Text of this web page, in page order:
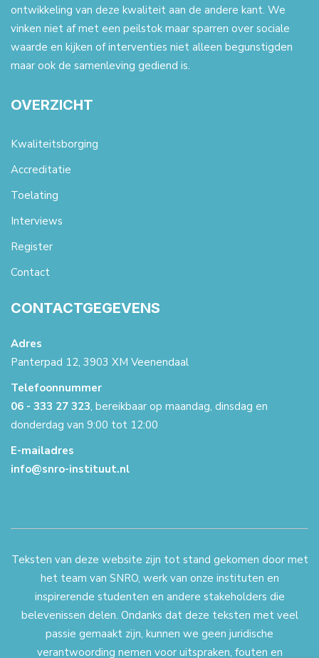
ontwikkeling van deze kwaliteit aan de andere kant. We
vinken niet af met een peilstok maar sparren over sociale
waarde en kijken of interventies niet alleen begunstigden
maar ook de samenleving gediend is.
OVERZICHT
Kwaliteitsborging
Accreditatie
Toelating
Interviews
Register
Contact
CONTACTGEGEVENS
Adres
Panterpad 12, 3903 XM Veenendaal
Telefoonnummer
06 - 333 27 323, bereikbaar op maandag, dinsdag en
donderdag van 9:00 tot 12:00
E-mailadres
info@snro-instituut.nl
Teksten van deze website zijn tot stand gekomen door met
het team van SNRO, werk van onze instituten en
inspirerende studenten en andere stakeholders die
belevenissen delen. Ondanks dat deze teksten met veel
passie gemaakt zijn, kunnen we geen juridische
verantwoording nemen voor uitspraken, fouten en